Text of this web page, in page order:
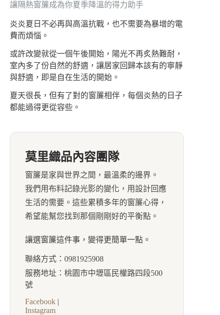
讓隔熱窗簾成為你夏季降溫的得力助手
炎炎夏日不必再與高溫抗戰，也不需要為暴增的電
費而煩惱。
或許改變就從一個午後開始，陽光不再炙熱難耐，
室內多了份自然的舒適，讓居家回歸本該有的寧靜
與舒適，即是自在生活的開始。
夏天很長，但有了對的窗簾相伴，每個炎熱的日子
都能過得更從容些。
莫里織品內容團隊
窗簾是家與世界之間，最溫柔的邊界。
我們用布料記錄光影的變化，用設計回應
生活的需要。這些累積多年的窗簾心得，
希望能幫您找到那個剛剛好的平衡點。
讓選窗簾這件事，變得更簡單一點。
聯絡方式：0981925908
服務地址：桃園市中壢區民權路四段500
號
Facebook |
Instagram